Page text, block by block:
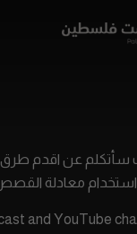
سأتكلم عن اقدم طرق
معادلة
and YouTube